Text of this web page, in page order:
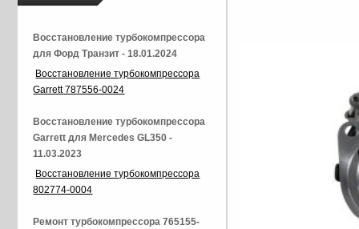
Восстановление турбокомпрессора
для Форд Транзит - 18.01.2024
Восстановление турбокомпрессора
Garrett 787556-0024
Восстановление турбокомпрессора
Garrett для Mercedes GL350 -
11.03.2023
Восстановление турбокомпрессора
802774-0004
Ремонт турбокомпрессора 765155-